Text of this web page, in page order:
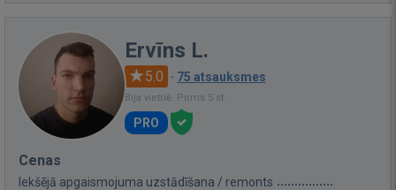
Ervīns L.
5.0 · 75 atsauksmes
Bija vietnē: Pirms 5 st.
PRO
Cenas
Iekšējā apgaismojuma uzstādīšana / remonts